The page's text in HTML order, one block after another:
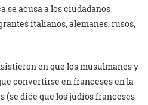
se acusa a los ciudadanos
italianos, alemanes, rusos,
en que los musulmanes y
convertirse en franceses en la
(se dice que los judíos franceses